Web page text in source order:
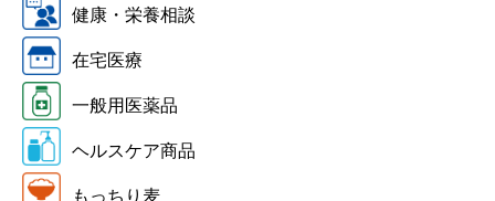
健康・栄養相談
在宅医療
一般用医薬品
ヘルスケア商品
もっちり麦